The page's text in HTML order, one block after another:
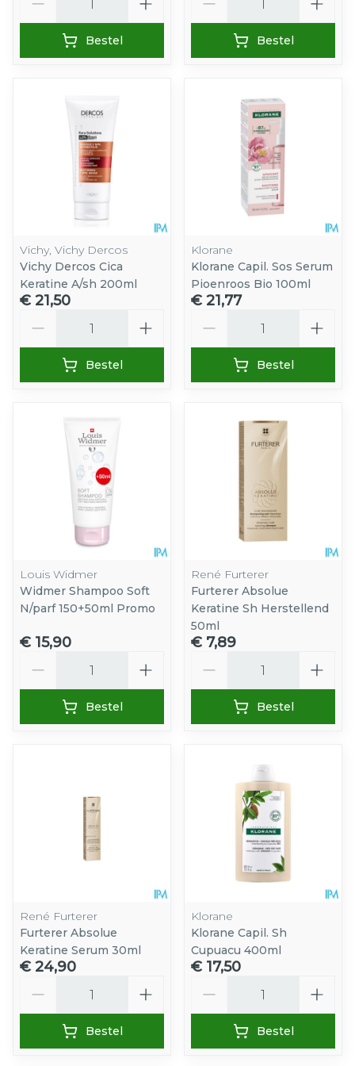
Bestel Bestel
Vichy, Vichy Dercos
Vichy Dercos Cica
Keratine A/sh 200ml
€ 21,50
Bestel
Klorane
Klorane Capil. Sos Serum
Pioenroos Bio 100ml
€ 21,77
Bestel
Louis Widmer
Widmer Shampoo Soft
N/parf 150+50ml Promo
€ 15,90
Bestel
René Furterer
Furterer Absolue
Keratine Sh Herstellend
50ml
€ 7,89
Bestel
René Furterer
Furterer Absolue
Keratine Serum 30ml
€ 24,90
Bestel
Klorane
Klorane Capil. Sh
Cupuacu 400ml
€ 17,50
Bestel